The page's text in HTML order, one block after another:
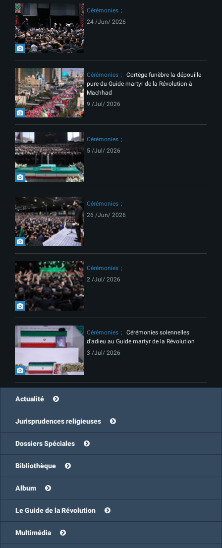
Cérémonies
24 /Jun/ 2026
Cérémonies
Cortège funèbre la dépouille
pure du Guide martyr de la Révolution à
Machhad
9 /Jul/ 2026
Cérémonies
5 /Jul/ 2026
Cérémonies
26 /Jun/ 2026
Cérémonies
2 /Jul/ 2026
Cérémonies
Cérémonies solennelles
d'adieu au Guide martyr de la Révolution
3 /Jul/ 2026
Actualité
Jurisprudences religieuses
Dossiers Spéciales
Bibliothèque
Album
Le Guide de la Révolution
Multimédia